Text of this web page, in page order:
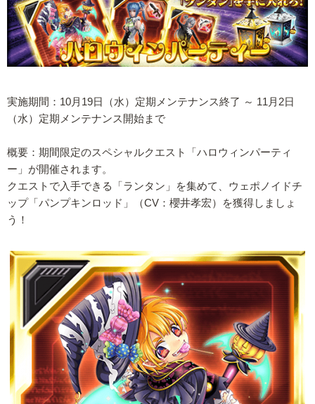
実施期間：10月19日（水）定期メンテナンス終了 ～ 11月2日
（水）定期メンテナンス開始まで
概要：期間限定のスペシャルクエスト「ハロウィンパーティ
ー」が開催されます。
クエストで入手できる「ランタン」を集めて、ウェポノイドチ
ップ「パンプキンロッド」（CV：櫻井孝宏）を獲得しましょ
う！